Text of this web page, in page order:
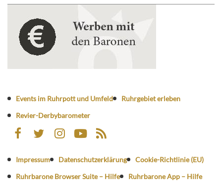
Events im Ruhrpott und Umfeld
Ruhrgebiet erleben
Revier-Derbybarometer
Impressum Datenschutzerklärung
Cookie-Richtlinie (EU)
Ruhrbarone Browser Suite – Hilfe
Ruhrbarone App – Hilfe